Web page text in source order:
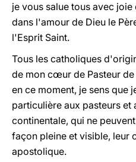
je vous salue tous avec
dans l'amour de Dieu le
l'Esprit Saint.
Tous les catholiques
de mon cœur de Pasteur
en ce moment, je sens que
particulière aux pasteurs et
continentale, qui ne
façon pleine et visible, leur
apostolique.